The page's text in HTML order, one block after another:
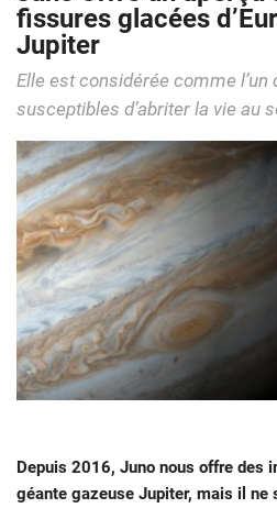
fissures glacées
Jupiter
Elle est considérée comme
susceptibles d’abriter la vie au
Depuis 2016, Juno nous offre des
géante gazeuse Jupiter, mais il ne